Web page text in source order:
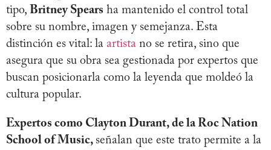
tipo, Britney Spears ha mantenido el control total
sobre su nombre, imagen y semejanza. Esta
distinción es vital: la artista no se retira, sino que
asegura que su obra sea gestionada por expertos que
buscan posicionarla como la leyenda que moldeó la
cultura popular.
Expertos como Clayton Durant, de la Roc Nation
School of Music, señalan que este trato permite a la